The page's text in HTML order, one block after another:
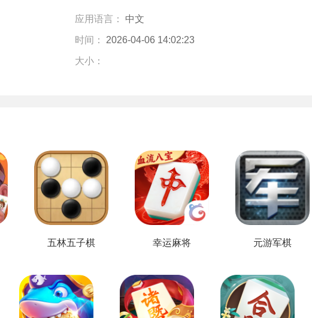
应用语言： 中文
时间： 2026-04-06 14:02:23
大小：
五林五子棋 幸运麻将 元游军棋